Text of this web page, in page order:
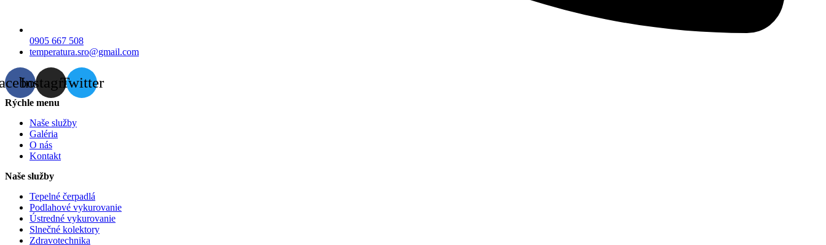
0905 667 508
temperatura.sro@gmail.com
InstagramTwitter
Rýchle menu
Naše služby
Galéria
O nás
Kontakt
Naše služby
Tepelné čerpadlá
Podlahové vykurovanie
Ústredné vykurovanie
Slnečné kolektory
Zdravotechnika